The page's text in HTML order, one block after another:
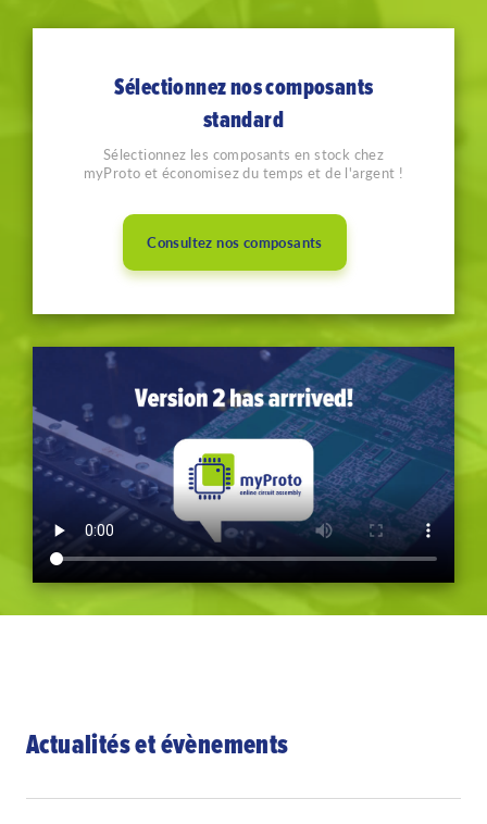
Sélectionnez nos composants
standard
Sélectionnez les composants en stock chez
myProto et économisez du temps et de l'argent !
Consultez nos composants
Actualités et évènements